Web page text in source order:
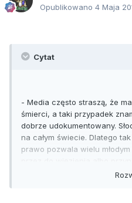
Opublikowano 4 Maja
Cytat
- Media często straszą, że
śmierci, a taki przypadek
dobrze udokumentowany.
na całym świecie. Dlatego
prawo pozwala wielu
sądach. Absurd – mówi prof.